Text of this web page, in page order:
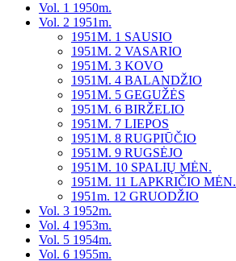
Vol. 1 1950m.
Vol. 2 1951m.
1951M. 1 SAUSIO
1951M. 2 VASARIO
1951M. 3 KOVO
1951M. 4 BALANDŽIO
1951M. 5 GEGUŽĖS
1951M. 6 BIRŽELIO
1951M. 7 LIEPOS
1951M. 8 RUGPIŪČIO
1951M. 9 RUGSĖJO
1951M. 10 SPALIŲ MĖN.
1951M. 11 LAPKRIČIO MĖN.
1951m. 12 GRUODŽIO
Vol. 3 1952m.
Vol. 4 1953m.
Vol. 5 1954m.
Vol. 6 1955m.